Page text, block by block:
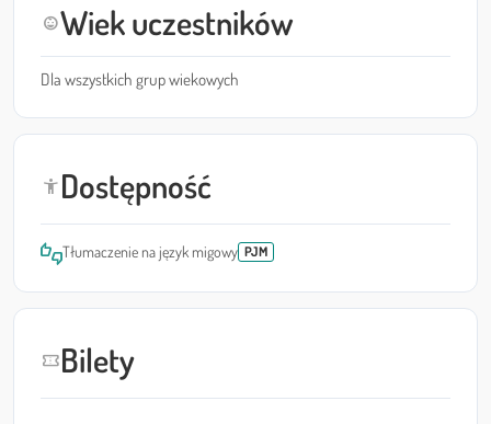
child_careWiek uczestników
Dla wszystkich grup wiekowych
accessibility_newDostępność
thumbs_up_downTłumaczenie na język migowy PJM
confirmation_numberBilety